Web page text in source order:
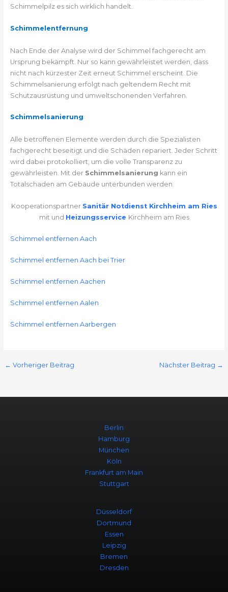
Schimmelpilz es sich wirklich handelt.
Schimmelentfernung
Nach Ende der Analyse wird der Schimmel fachgerecht am
Ursprung bekämpft. Nur so kann gewährleistet werden, dass
nicht nach kürzester Zeit erneut Schimmel erscheint. Die
Schimmelsanierung erfolgt nach geltendem Recht mit
Schutzausrüstung und umweltschonenden Verfahren.
Schimmelsanierung
Alle betroffenen Elemente werden durch die Spezialisten
fachgerecht beseitigt und die Schäden repariert. Jeder Schritt
wird dabei protokolliert, um die volle Transparenz zu
gewährleisten. Mit der Schimmelsanierung kann ein
Totalschaden am Gebäude unterbunden werden.
Kooperationspartner Sanitär Notdienst Kirchheim am Ries
mit und Heizungsservice Kirchheim am Ries
Schimmel entfernen Aach
Schimmel entfernen Aach bei Trier
Schimmel entfernen Aachen
Schimmel entfernen Aalen
Schimmel entfernen Aarbergen
← Vorheriger Beitrag Nächster Beitrag →
Berlin
Hamburg
München
Köln
Frankfurt am Main
Stuttgart
Düsseldorf
Dortmund
Essen
Leipzig
Bremen
Dresden